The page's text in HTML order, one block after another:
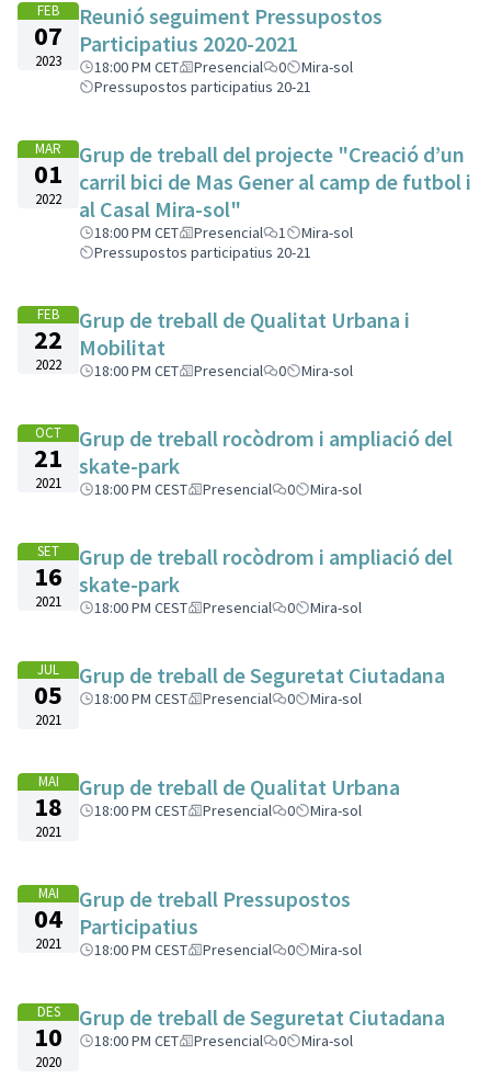
FEB
07
2023
Reunió seguiment Pressupostos
Participatius 2020-2021
18:00 PM CET Presencial 0
Mira-sol
Pressupostos participatius 20-21
MAR
01
2022
Grup de treball del projecte "Creació d’un
carril bici de Mas Gener al camp de futbol i
al Casal Mira-sol"
18:00 PM CET Presencial 1
Mira-sol
Pressupostos participatius 20-21
FEB
22
2022
Grup de treball de Qualitat Urbana i
Mobilitat
18:00 PM CET Presencial 0 Mira-sol
OCT
21
2021
Grup de treball rocòdrom i ampliació del
skate-park
18:00 PM CEST Presencial 0 Mira-sol
SET
16
2021
Grup de treball rocòdrom i ampliació del
skate-park
18:00 PM CEST Presencial 0 Mira-sol
JUL
05
2021
Grup de treball de Seguretat Ciutadana
18:00 PM CEST Presencial 0 Mira-sol
MAI
18
2021
Grup de treball de Qualitat Urbana
18:00 PM CEST Presencial 0 Mira-sol
MAI
04
2021
Grup de treball Pressupostos
Participatius
18:00 PM CEST Presencial 0 Mira-sol
DES
10
2020
Grup de treball de Seguretat Ciutadana
18:00 PM CET Presencial 0 Mira-sol